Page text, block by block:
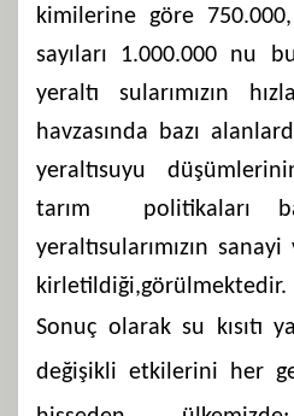
kimilerine göre
sayıları 1.000.000 nu
yeraltı sularımızın
havzasında bazı
yeraltısuyu
tarım politikaları
yeraltısularımızın
kirletildiği,görülmektedir.
Sonuç olarak su kısıtı
değişikli etkilerini her